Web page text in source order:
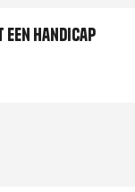
handicap